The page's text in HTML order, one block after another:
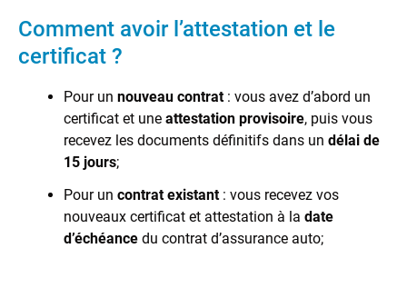
Comment avoir l’attestation et le
certificat ?
Pour un nouveau contrat: vous avez d’abord un
certificat et une attestation provisoire, puis vous
recevez les documents définitifs dans un délai de
15 jours;
Pour un contrat existant: vous recevez vos
nouveaux certificat et attestation à la date
d’échéance du contrat d’assurance auto;